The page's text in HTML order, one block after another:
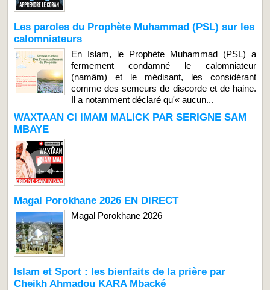
Les paroles du Prophète Muhammad (PSL) sur les
calomniateurs
En Islam, le Prophète Muhammad (PSL) a
fermement condamné le calomniateur
(namâm) et le médisant, les considérant
comme des semeurs de discorde et de haine.
Il a notamment déclaré qu'« aucun...
WAXTAAN CI IMAM MALICK PAR SERIGNE SAM
MBAYE
Magal Porokhane 2026 EN DIRECT
Magal Porokhane 2026
Islam et Sport : les bienfaits de la prière par
Cheikh Ahmadou KARA Mbacké